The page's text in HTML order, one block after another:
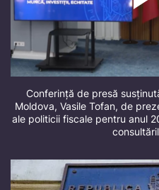
Conferință de presă
Moldova, Vasile Tofan, de
ale politicii fiscale pentru anul